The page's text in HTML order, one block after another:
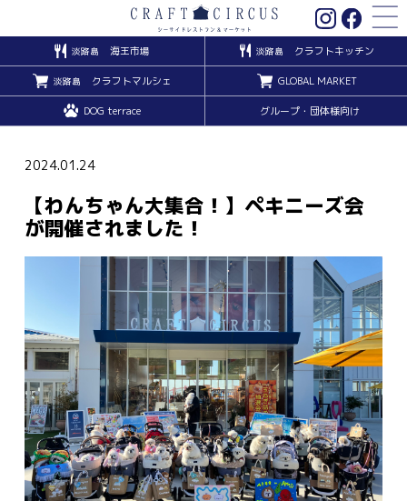
淡路島 海王市場 淡路島 クラフトキッチン
淡路島 クラフトマルシェ GLOBAL MARKET
DOG terrace グループ・団体様向け
2024.01.24
【わんちゃん大集合！】ペキニーズ会
が開催されました！